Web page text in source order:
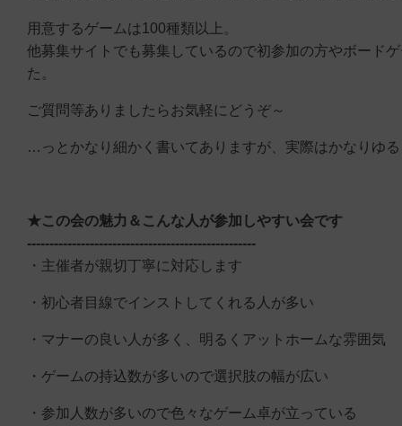
用意するゲームは100種類以上。
他募集サイトでも募集しているので初参加の方やボード
た。
ご質問等ありましたらお気軽にどうぞ～
…っとかなり細かく書いてありますが、実際はかなりゆ
★この会の魅力＆こんな人が参加しやすい会です
---------------------------------------------------
・主催者が親切丁寧に対応します
・初心者目線でインストしてくれる人が多い
・マナーの良い人が多く、明るくアットホームな雰囲気
・ゲームの持込数が多いので選択肢の幅が広い
・参加人数が多いので色々なゲーム卓が立っている